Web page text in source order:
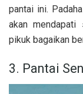
pantai ini.
akan mendapati
pikuk bagaikan
3. Pantai